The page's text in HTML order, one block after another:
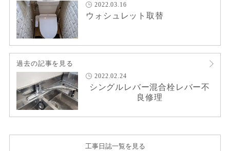
2022.03.16
ウォシュレット取替
過去の記事を見る
2022.02.24
シングルレバー混合栓レバー不
良修理
工事日誌一覧を見る